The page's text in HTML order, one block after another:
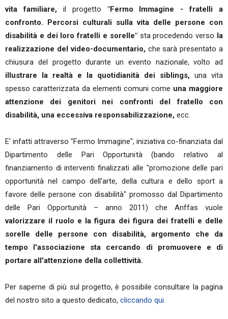
vita familiare, il progetto "Fermo Immagine - fratelli a
confronto. Percorsi culturali sulla vita delle persone con
disabilità e dei loro fratelli e sorelle"sta procedendo verso la
realizzazione del video-documentario,che sarà presentato a
chiusura del progetto durante un evento nazionale, volto ad
illustrare la realtà e la quotidianità dei siblings, una vita
spesso caratterizzata da elementi comuni come una maggiore
attenzione dei genitori nei confronti del fratello con
disabilità, una eccessiva responsabilizzazione, ecc.
E' infatti attraverso "Fermo Immagine", iniziativa co-finanziata dal
Dipartimento delle Pari Opportunità (bando relativo al
finanziamento di interventi finalizzati alle "promozione delle pari
opportunità nel campo dell'arte, della cultura e dello sport a
favore delle persone con disabilità" promosso dal Dipartimento
delle Pari Opportunità – anno 2011) che Anffas vuole
valorizzare il ruolo e la figura dei figura dei fratelli e delle
sorelle delle persone con disabilità, argomento che da
tempo l'associazione sta cercando di promuovere e di
portare all'attenzione della collettività.
Per saperne di più sul progetto, è possibile consultare la pagina
del nostro sito a questo dedicato, cliccando qui